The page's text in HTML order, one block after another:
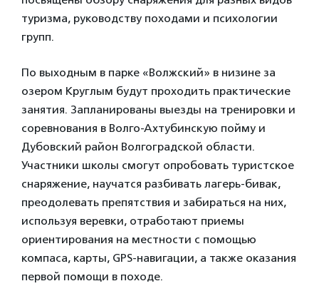
туризма, руководству походами и психологии
групп.
По выходным в парке «Волжский» в низине за
озером Круглым будут проходить практические
занятия. Запланированы выезды на тренировки и
соревнования в Волго-Ахтубинскую пойму и
Дубовский район Волгоградской области.
Участники школы смогут опробовать туристское
снаряжение, научатся разбивать лагерь-бивак,
преодолевать препятствия и забираться на них,
используя веревки, отработают приемы
ориентирования на местности с помощью
компаса, карты, GPS-навигации, а также оказания
первой помощи в походе.